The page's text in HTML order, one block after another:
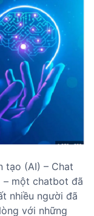
tạo (AI) – Chat
– một chatbot đã
nhiều người đã
với những